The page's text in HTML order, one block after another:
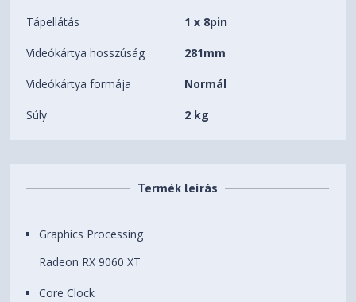
Tápellátás 1 x 8pin
Videókártya hosszúság 281mm
Videókártya formája Normál
Súly 2 kg
Termék leírás
Graphics Processing
Radeon RX 9060 XT
Core Clock